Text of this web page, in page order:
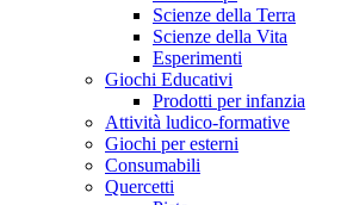
Scienze della Terra
Scienze della Vita
Esperimenti
Giochi Educativi
Prodotti per infanzia
Attività ludico-formative
Giochi per esterni
Consumabili
Quercetti